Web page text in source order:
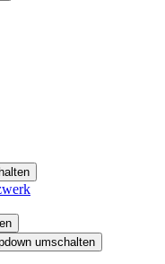
umschalten